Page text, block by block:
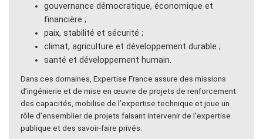
gouvernance démocratique, économique et
financière ;
paix, stabilité et sécurité ;
climat, agriculture et développement durable ;
santé et développement humain.
Dans ces domaines, Expertise France assure des missions
d’ingénierie et de mise en œuvre de projets de renforcement
des capacités, mobilise de l’expertise technique et joue un
rôle d’ensemblier de projets faisant intervenir de l’expertise
publique et des savoir-faire privés.